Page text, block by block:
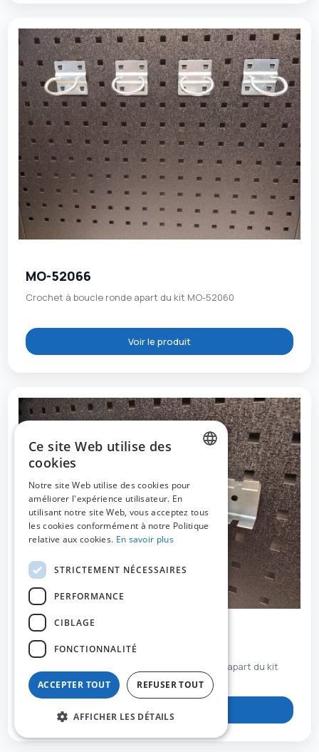
MO-52066
Crochet à boucle ronde apart du kit MO-52060
Voir le produit
MO-52067
Support de tournevis et de clés hexagonales apart du kit
MO-52060
Voir le produit
FRENCH
ENGLISH
Ce site Web utilise des
cookies
Notre site Web utilise des cookies pour
améliorer l'expérience utilisateur. En
utilisant notre site Web, vous acceptez tous
les cookies conformément à notre Politique
relative aux cookies. En savoir plus
STRICTEMENT NÉCESSAIRES
PERFORMANCE
CIBLAGE
FONCTIONNALITÉ
ACCEPTER TOUT REFUSER TOUT
AFFICHER LES DÉTAILS